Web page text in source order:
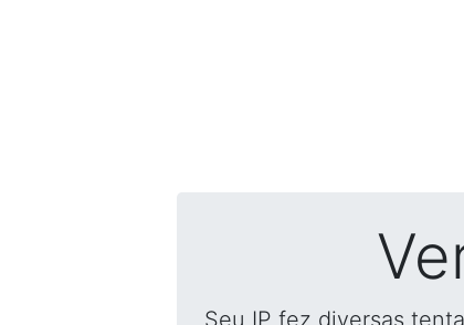
Seu IP fez diversas